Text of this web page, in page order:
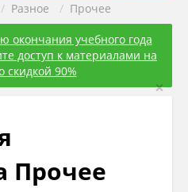
/ Разное / Прочее
окончания учебного года
доступ к материалами на
скидкой 90%
×
Прочее